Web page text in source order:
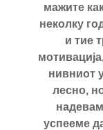
мажите
неколку
и тие
нивниот
лесно,
успееме